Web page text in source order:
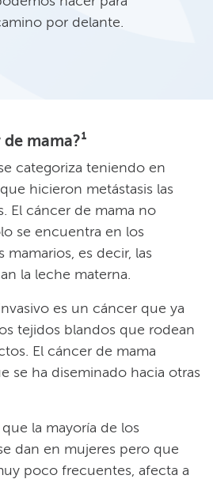
por delante.​​
mama?¹​​
categoriza teniendo en
hicieron metástasis las
El cáncer de mama no
se encuentra en los
es decir, las
la leche materna.​​
es un cáncer que ya
tejidos blandos que rodean
El cáncer de mama
se ha diseminado hacia otras
la mayoría de los
dan en mujeres pero que
poco frecuentes, afecta a